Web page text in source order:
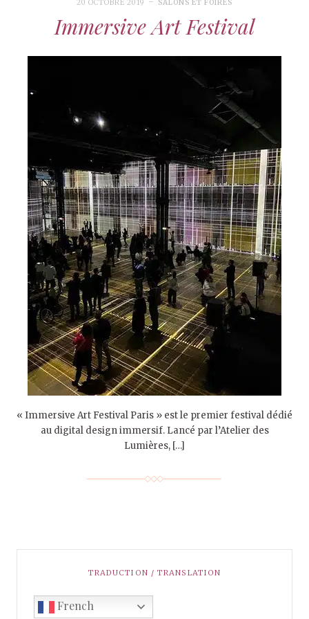
20 OCTOBRE 2019 SALONS ET FOIRES
Immersive Art Festival
« Immersive Art Festival Paris » est le premier festival dédié
au digital design immersif. Lancé par l’Atelier des
Lumières, […]
TRADUCTION / TRANSLATION
French